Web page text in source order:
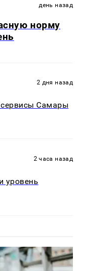
день назад
норму
2 дня назад
Самары
2 часа назад
уровень